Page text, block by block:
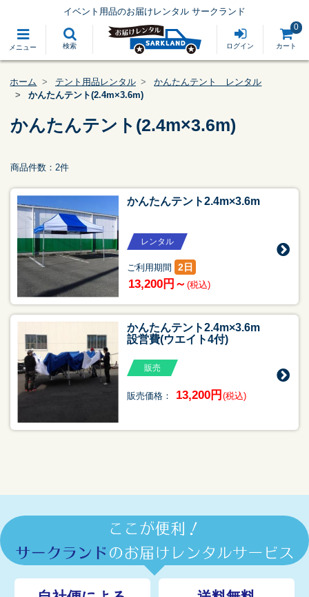
メニュー 検索
イベント用品のお届けレンタル サークランド
ログイン カート
0
ホーム テント用品レンタル
かんたんテント レンタル
かんたんテント(2.4m×3.6m)
かんたんテント(2.4m×3.6m)
商品件数：2件
かんたんテント2.4m×3.6m
レンタル
ご利用期間 2日
13,200円～ (税込)
かんたんテント2.4m×3.6m
設営費(ウエイト4付)
販売
販売価格： 13,200円 (税込)